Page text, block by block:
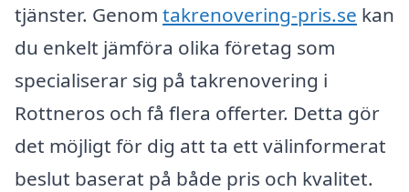
tjänster. Genom takrenovering-pris.se kan
du enkelt jämföra olika företag som
specialiserar sig på takrenovering i
Rottneros och få flera offerter. Detta gör
det möjligt för dig att ta ett välinformerat
beslut baserat på både pris och kvalitet.